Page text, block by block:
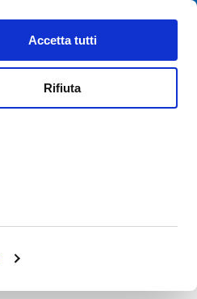
Accetta tutti
Rifiuta
Contatti